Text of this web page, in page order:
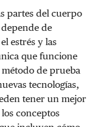
partes del cuerpo
de
estrés y las
que funcione
de prueba
tecnologías,
tener un mejor
conceptos